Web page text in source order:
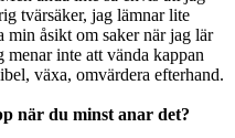
tvärsäker, jag lämnar lite
åsikt om saker när jag lär
inte att vända kappan
växa, omvärdera efterhand.
när du minst anar det?